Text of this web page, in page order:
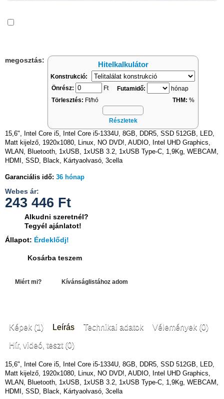
megosztás:
Hitelkalkulátor
Konstrukció:
Önrész:
Ft Futamidő:
hónap
Törlesztés: Ft/hó THM: %
Részletek
15,6", Intel Core i5, Intel Core i5-1334U, 8GB, DDR5, SSD 512GB, LED,
Matt kijelző, 1920x1080, Linux, NO DVD!, AUDIO, Intel UHD Graphics,
WLAN, Bluetooth, 1xUSB, 1xUSB 3.2, 1xUSB Type-C, 1,9Kg, WEBCAM,
HDMI, SSD, Black, Kártyaolvasó, 3cella
Garanciális idő: 36 hónap
Webes ár:
243 446 Ft
Alkudni szeretnél?
Tegyél ajánlatot!
Állapot: Érdeklődj!
Kosárba teszem
Miért mi? Kívánságlistához adom
Képek (1) Leírás Technikai adatok Vélemények (0)
Hír, videó, teszt (0)
15,6", Intel Core i5, Intel Core i5-1334U, 8GB, DDR5, SSD 512GB, LED,
Matt kijelző, 1920x1080, Linux, NO DVD!, AUDIO, Intel UHD Graphics,
WLAN, Bluetooth, 1xUSB, 1xUSB 3.2, 1xUSB Type-C, 1,9Kg, WEBCAM,
HDMI, SSD, Black, Kártyaolvasó, 3cella